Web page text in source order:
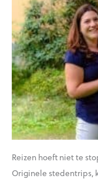
Reizen hoeft niet te
Originele stedentrips,